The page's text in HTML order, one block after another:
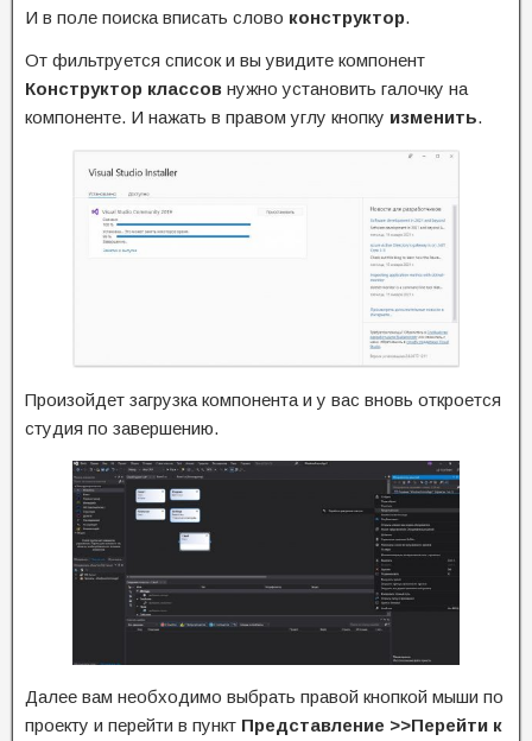
И в поле поиска вписать слово конструктор.
От фильтруется список и вы увидите компонент
Конструктор классов нужно установить галочку на
компоненте. И нажать в правом углу кнопку изменить.
Произойдет загрузка компонента и у вас вновь откроется
студия по завершению.
Далее вам необходимо выбрать правой кнопкой мыши по
проекту и перейти в пункт Представление >>Перейти к